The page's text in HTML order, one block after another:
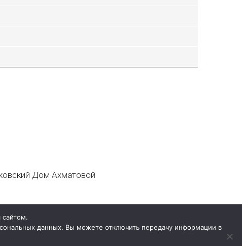
Дом Ахматовой
данных. Вы можете отключить передачу информации в